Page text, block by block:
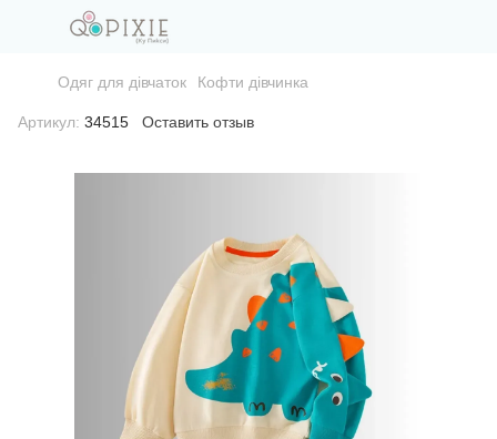
Одяг для дівчаток Кофти дівчинка
Артикул: 34515 Оставить отзыв